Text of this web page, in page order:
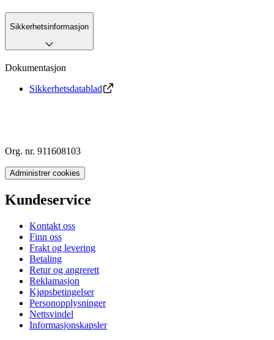
Sikkerhetsinformasjon
Dokumentasjon
Sikkerhetsdatablad
Org. nr. 911608103
Administrer cookies
Kundeservice
Kontakt oss
Finn oss
Frakt og levering
Betaling
Retur og angrerett
Reklamasjon
Kjøpsbetingelser
Personopplysninger
Nettsvindel
Informasjonskapsler